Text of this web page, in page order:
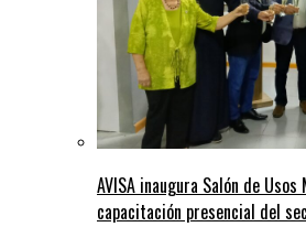
AVISA inaugura Salón de
capacitación presencial del